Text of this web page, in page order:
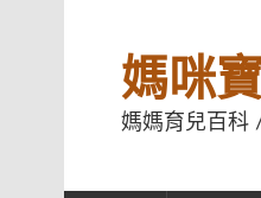
媽咪
媽媽育兒百科